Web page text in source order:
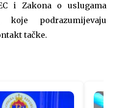
i Zakona o uslugama
koje podrazumijevaju
tačke.